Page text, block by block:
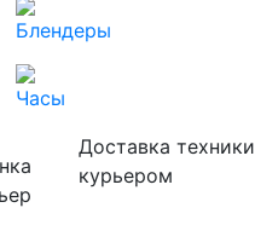
Блендеры
Часы
Доставка техники
курьером